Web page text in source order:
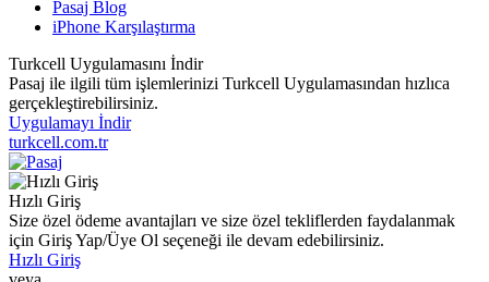
Pasaj Blog
iPhone Karşılaştırma
Turkcell Uygulamasını İndir
Pasaj ile ilgili tüm işlemlerinizi Turkcell Uygulamasından hızlıca
gerçekleştirebilirsiniz.
Uygulamayı İndir
turkcell.com.tr
Hızlı Giriş
Size özel ödeme avantajları ve size özel tekliflerden faydalanmak
için Giriş Yap/Üye Ol seçeneği ile devam edebilirsiniz.
Hızlı Giriş